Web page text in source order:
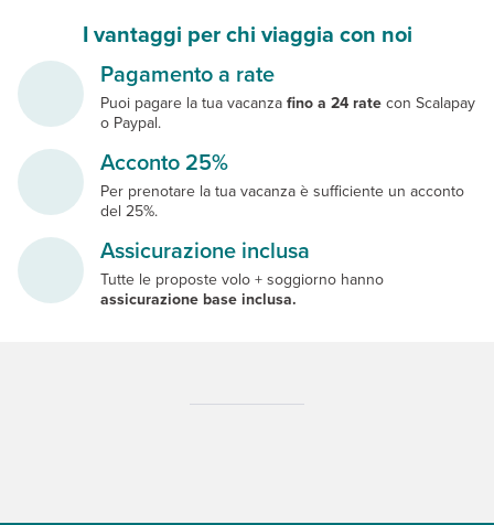
I vantaggi per chi viaggia con noi
Pagamento a rate
Puoi pagare la tua vacanza fino a 24 rate con Scalapay
o Paypal.
Acconto 25%
Per prenotare la tua vacanza è sufficiente un acconto
del 25%.
Assicurazione inclusa
Tutte le proposte volo + soggiorno hanno
assicurazione base inclusa.